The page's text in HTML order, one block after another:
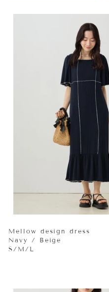
Mellow design dress
Navy / Beige
S/M/L